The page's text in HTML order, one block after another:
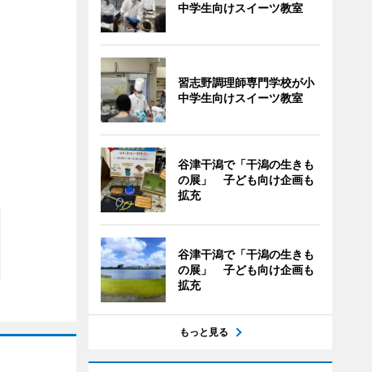
中学生向けスイーツ教室
習志野調理師専門学校が小
中学生向けスイーツ教室
谷津干潟で「干潟の生きも
の展」 子ども向け企画も
拡充
谷津干潟で「干潟の生きも
の展」 子ども向け企画も
拡充
もっと見る